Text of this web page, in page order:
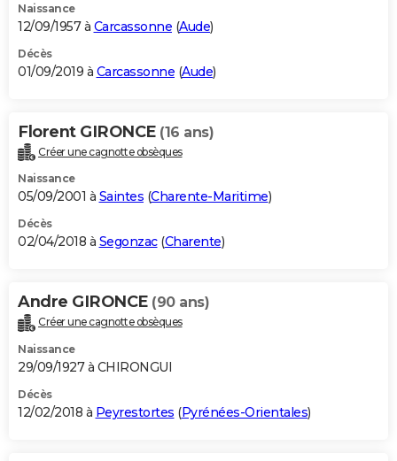
Naissance
12/09/1957 à Carcassonne (Aude)
Décès
01/09/2019 à Carcassonne (Aude)
Florent GIRONCE (16 ans)
Créer une cagnotte obsèques
Naissance
05/09/2001 à Saintes (Charente-Maritime)
Décès
02/04/2018 à Segonzac(Charente)
Andre GIRONCE (90 ans)
Créer une cagnotte obsèques
Naissance
29/09/1927 à CHIRONGUI
Décès
12/02/2018 à Peyrestortes (Pyrénées-Orientales)